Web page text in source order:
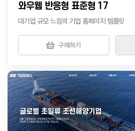
와우웹 반응형 표준형 17
대기업 규모 느낌의 기업 홈페이지 템플릿
구매하기